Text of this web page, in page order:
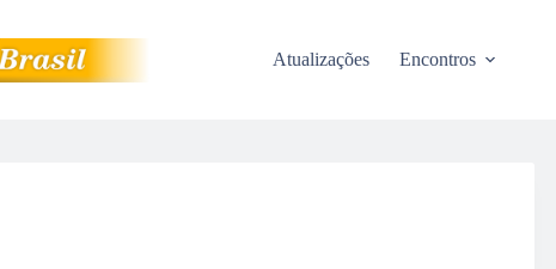
Atualizações Encontros